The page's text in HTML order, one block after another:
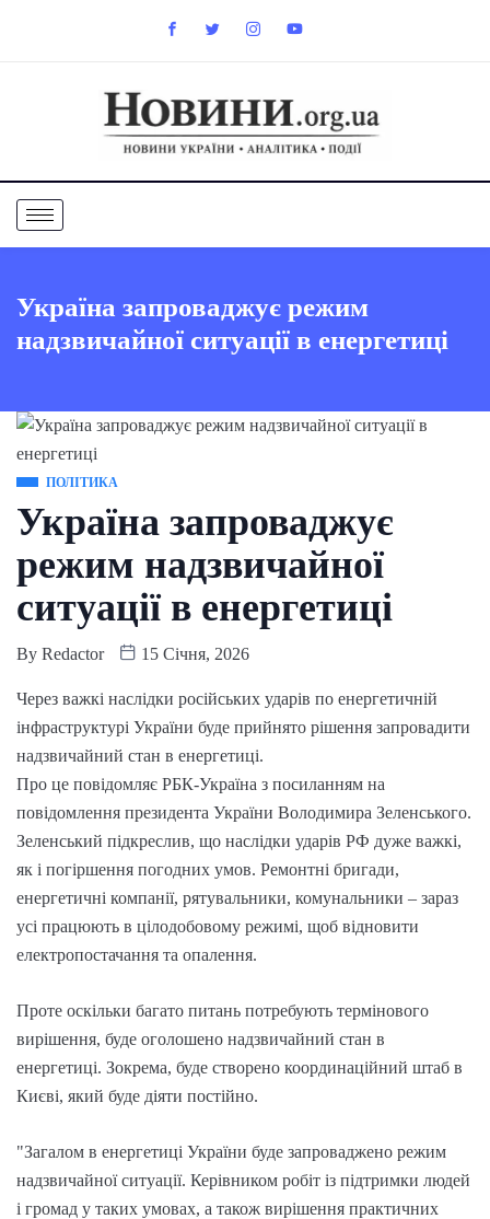
Україна запроваджує режим
надзвичайної ситуації в енергетиці
ПОЛІТИКА
Україна запроваджує
режим надзвичайної
ситуації в енергетиці
By Redactor 15 Січня, 2026
Через важкі наслідки російських ударів по енергетичній
інфраструктурі України буде прийнято рішення запровадити
надзвичайний стан в енергетиці.
Про це повідомляє РБК-Україна з посиланням на
повідомлення президента України Володимира Зеленського.
Зеленський підкреслив, що наслідки ударів РФ дуже важкі,
як і погіршення погодних умов. Ремонтні бригади,
енергетичні компанії, рятувальники, комунальники – зараз
усі працюють в цілодобовому режимі, щоб відновити
електропостачання та опалення.
Проте оскільки багато питань потребують термінового
вирішення, буде оголошено надзвичайний стан в
енергетиці. Зокрема, буде створено координаційний штаб в
Києві, який буде діяти постійно.
"Загалом в енергетиці України буде запроваджено режим
надзвичайної ситуації. Керівником робіт із підтримки людей
і громад у таких умовах, а також вирішення практичних